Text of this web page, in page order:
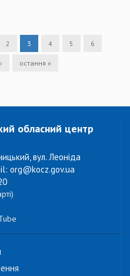
2 3 4 5 6
остання »
обласний центр
вул. Леоніда
org@kocz.gov.ua